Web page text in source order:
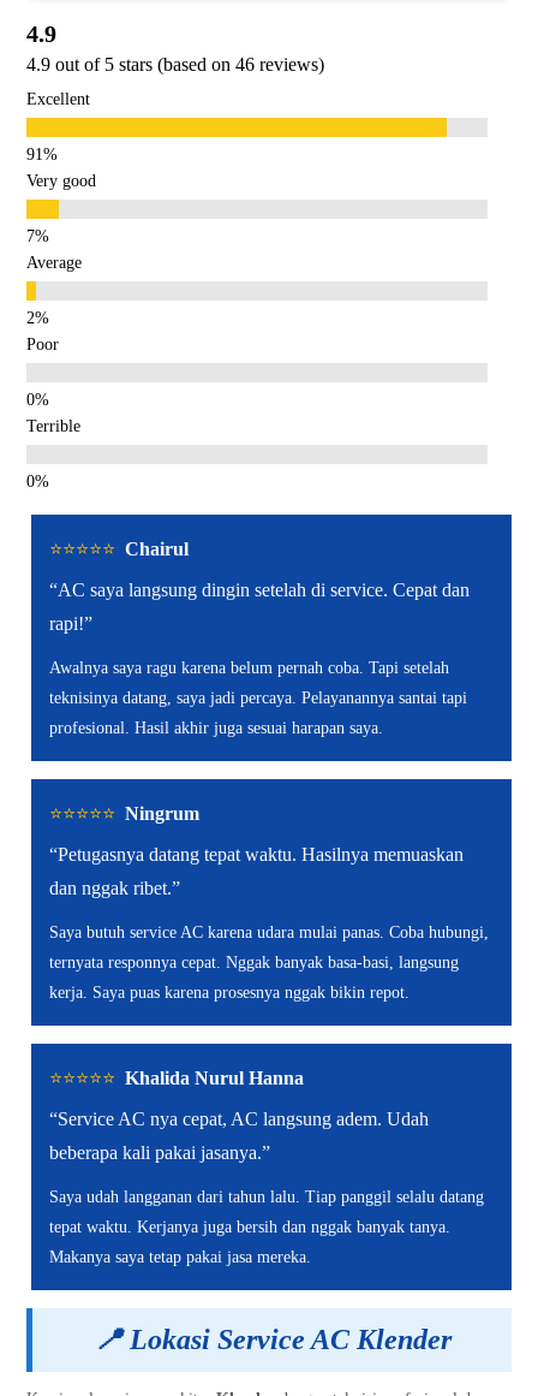
4.9
4.9 out of 5 stars (based on 46 reviews)
Excellent
Very good
Average
Poor
Terrible
⭐️⭐️⭐️⭐️⭐️ Chairul
“AC saya langsung dingin setelah di service. Cepat dan
rapi!”
Awalnya saya ragu karena belum pernah coba. Tapi setelah
teknisinya datang, saya jadi percaya. Pelayanannya santai tapi
profesional. Hasil akhir juga sesuai harapan saya.
⭐️⭐️⭐️⭐️⭐️ Ningrum
“Petugasnya datang tepat waktu. Hasilnya memuaskan
dan nggak ribet.”
Saya butuh service AC karena udara mulai panas. Coba hubungi,
ternyata responnya cepat. Nggak banyak basa-basi, langsung
kerja. Saya puas karena prosesnya nggak bikin repot.
⭐️⭐️⭐️⭐️⭐️ Khalida Nurul Hanna
“Service AC nya cepat, AC langsung adem. Udah
beberapa kali pakai jasanya.”
Saya udah langganan dari tahun lalu. Tiap panggil selalu datang
tepat waktu. Kerjanya juga bersih dan nggak banyak tanya.
Makanya saya tetap pakai jasa mereka.
📍 Lokasi Service AC Klender